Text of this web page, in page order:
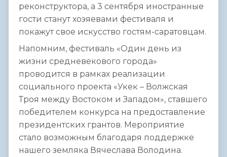
реконструктора, а 3 сентября иностранные
гости станут хозяевами фестиваля и
покажут свое искусство гостям-саратовцам.
Напомним, фестиваль «Один день из
жизни средневекового города»
проводится в рамках реализации
социального проекта «Укек – Волжская
Троя между Востоком и Западом», ставшего
победителем конкурса на предоставление
президентских грантов. Мероприятие
стало возможным благодаря поддержке
нашего земляка Вячеслава Володина.